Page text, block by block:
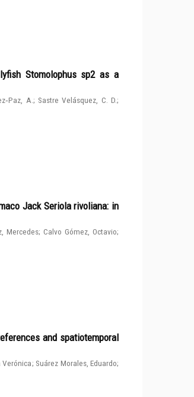
Stomolophus sp2 as a
A. ; Sastre Velásquez, C. D.;
Jack Seriola rivoliana: in
Mercedes;Calvo Gómez, Octavio;
and spatiotemporal
; Suárez Morales, Eduardo;